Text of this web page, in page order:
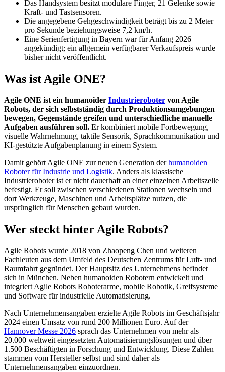
Das Handsystem besitzt modulare Finger, 21 Gelenke sowie
Kraft- und Tastsensoren.
Die angegebene Gehgeschwindigkeit beträgt bis zu 2 Meter
pro Sekunde beziehungsweise 7,2 km/h.
Eine Serienfertigung in Bayern war für Anfang 2026
angekündigt; ein allgemein verfügbarer Verkaufspreis wurde
bisher nicht veröffentlicht.
Was ist Agile ONE?
Agile ONE ist ein humanoider Industrieroboter von Agile
Robots, der sich selbstständig durch Produktionsumgebungen
bewegen, Gegenstände greifen und unterschiedliche manuelle
Aufgaben ausführen soll. Er kombiniert mobile Fortbewegung,
visuelle Wahrnehmung, taktile Sensorik, Sprachkommunikation und
KI-gestützte Aufgabenplanung in einem System.
Damit gehört Agile ONE zur neuen Generation derhumanoiden
Roboter für Industrie und Logistik. Anders als klassische
Industrieroboter ist er nicht dauerhaft an einer einzelnen Arbeitszelle
befestigt. Er soll zwischen verschiedenen Stationen wechseln und
dort Werkzeuge, Maschinen und Arbeitsplätze nutzen, die
ursprünglich für Menschen gebaut wurden.
Wer steckt hinter Agile Robots?
Agile Robots wurde 2018 von Zhaopeng Chen und weiteren
Fachleuten aus dem Umfeld des Deutschen Zentrums für Luft- und
Raumfahrt gegründet. Der Hauptsitz des Unternehmens befindet
sich in München. Neben humanoiden Robotern entwickelt und
integriert Agile Robots Roboterarme, mobile Robotik, Greifsysteme
und Software für industrielle Automatisierung.
Nach Unternehmensangaben erzielte Agile Robots im Geschäftsjahr
2024 einen Umsatz von rund 200 Millionen Euro. Auf der
Hannover Messe 2026 sprach das Unternehmen von mehr als
20.000 weltweit eingesetzten Automatisierungslösungen und über
1.500 Beschäftigten in Forschung und Entwicklung. Diese Zahlen
stammen vom Hersteller selbst und sind daher als
Unternehmensangaben einzuordnen.